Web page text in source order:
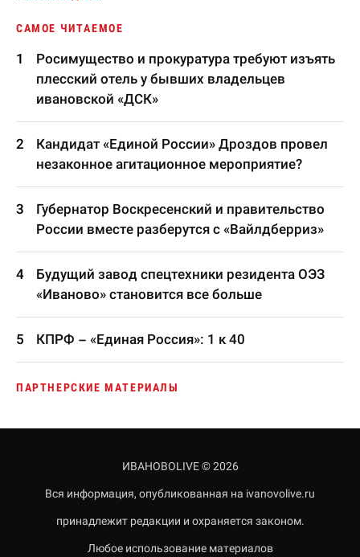
САМОЕ ЧИТАЕМОЕ
Росимущество и прокуратура требуют изъять
плесский отель у бывших владельцев
ивановской «ДСК»
Кандидат «Единой России» Дроздов провел
незаконное агитационное мероприятие?
Губернатор Воскресенский и правительство
России вместе разберутся с «Вайлдберриз»
Будущий завод спецтехники резидента ОЭЗ
«Иваново» становится все больше
КПРФ – «Единая Россия»: 1 к 40
ПАРТНЕРСКИЕ МАТЕРИАЛЫ
ИВАНОВОLIVE © 2026
Вся информация, опубликованная на ivanovolive.ru
принадлежит редакции и охраняется законом.
Любое использование материалов